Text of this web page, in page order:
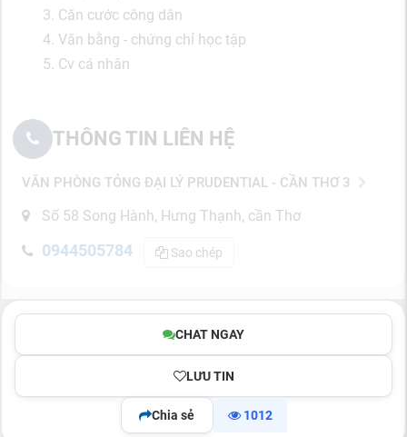
Căn cước công dân
Văn bằng - chứng chỉ học tập
Cv cá nhân
THÔNG TIN LIÊN HỆ
VĂN PHÒNG TỎNG ĐẠI LÝ PRUDENTIAL - CẦN THƠ 3
Số 58 Song Hành, Hưng Thạnh, cần Thơ
0944505784 Sao chép
CHAT NGAY
LƯU TIN
Chia sẻ 1012